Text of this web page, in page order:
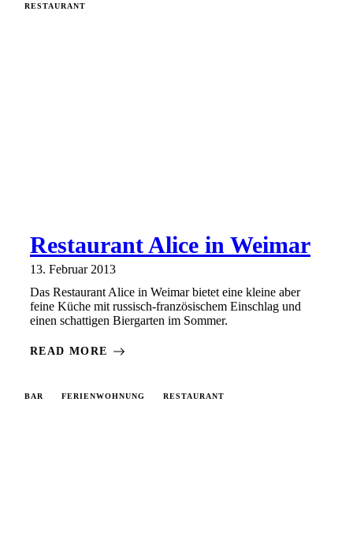
RESTAURANT
Restaurant Alice in Weimar
13. Februar 2013
Das Restaurant Alice in Weimar bietet eine kleine aber
feine Küche mit russisch-französischem Einschlag und
einen schattigen Biergarten im Sommer.
READ MORE
BAR FERIENWOHNUNG RESTAURANT